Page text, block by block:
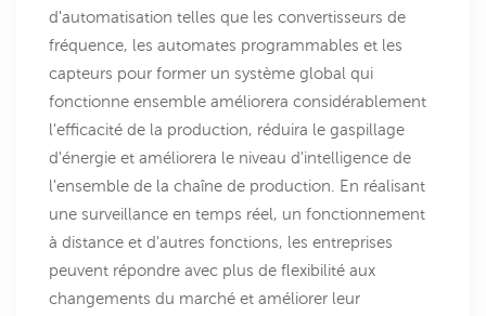
d'automatisation telles que les convertisseurs de
fréquence, les automates programmables et les
capteurs pour former un système global qui
fonctionne ensemble améliorera considérablement
l'efficacité de la production, réduira le gaspillage
d'énergie et améliorera le niveau d'intelligence de
l'ensemble de la chaîne de production. En réalisant
une surveillance en temps réel, un fonctionnement
à distance et d'autres fonctions, les entreprises
peuvent répondre avec plus de flexibilité aux
changements du marché et améliorer leur